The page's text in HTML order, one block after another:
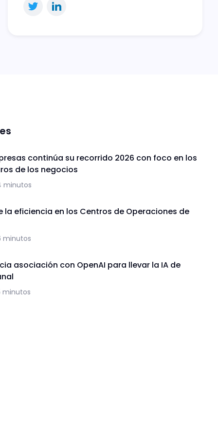
continúa su recorrido 2026 con foco en los
de los negocios
minutos
la eficiencia en los Centros de Operaciones de
minutos
asociación con OpenAI para llevar la IA de
minutos